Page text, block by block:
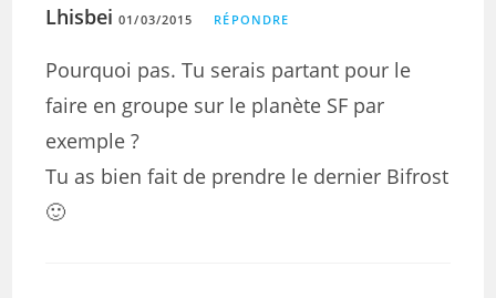
Lhisbei 01/03/2015 RÉPONDRE
Pourquoi pas. Tu serais partant pour le
faire en groupe sur le planète SF par
exemple ?
Tu as bien fait de prendre le dernier Bifrost
🙂